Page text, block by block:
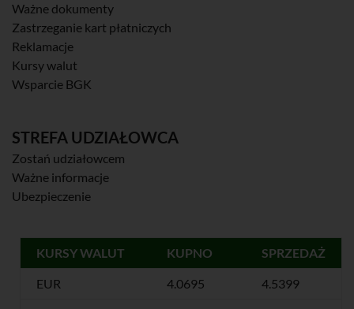
Ważne dokumenty
Zastrzeganie kart płatniczych
Reklamacje
Kursy walut
Wsparcie BGK
STREFA UDZIAŁOWCA
Zostań udziałowcem
Ważne informacje
Ubezpieczenie
KURSY WALUT KUPNO SPRZEDAŻ
EUR 4.0695 4.5399